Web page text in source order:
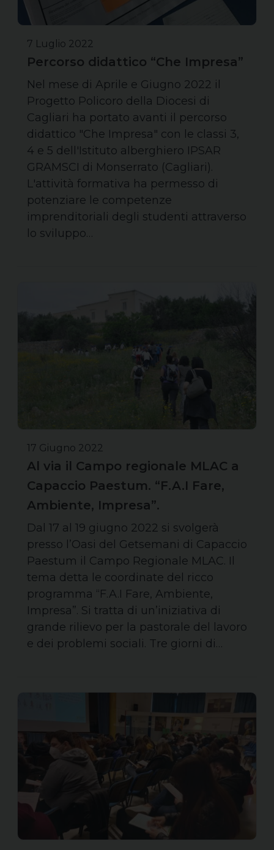
7 Luglio 2022
Percorso didattico “Che Impresa”
Nel mese di Aprile e Giugno 2022 il
Progetto Policoro della Diocesi di
Cagliari ha portato avanti il percorso
didattico "Che Impresa" con le classi 3,
4 e 5 dell'Istituto alberghiero IPSAR
GRAMSCI di Monserrato (Cagliari).
L'attività formativa ha permesso di
potenziare le competenze
imprenditoriali degli studenti attraverso
lo sviluppo…
17 Giugno 2022
Al via il Campo regionale MLAC a
Capaccio Paestum. “F.A.I Fare,
Ambiente, Impresa”.
Dal 17 al 19 giugno 2022 si svolgerà
presso l’Oasi del Getsemani di Capaccio
Paestum il Campo Regionale MLAC. Il
tema detta le coordinate del ricco
programma “F.A.I Fare, Ambiente,
Impresa”. Si tratta di un’iniziativa di
grande rilievo per la pastorale del lavoro
e dei problemi sociali. Tre giorni di…